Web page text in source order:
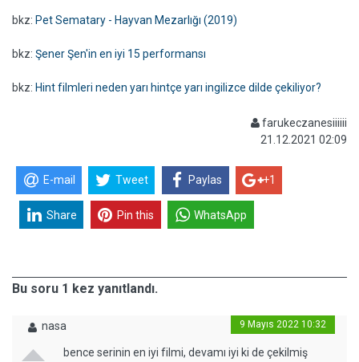
bkz: Pet Sematary - Hayvan Mezarlığı (2019)
bkz: Şener Şen'in en iyi 15 performansı
bkz: Hint filmleri neden yarı hintçe yarı ingilizce dilde çekiliyor?
farukeczanesiiiiii
21.12.2021 02:09
E-mail Tweet Paylas +1
Share Pin this WhatsApp
Bu soru 1 kez yanıtlandı.
nasa 9 Mayıs 2022 10:32
bence serinin en iyi filmi, devamı iyi ki de çekilmiş